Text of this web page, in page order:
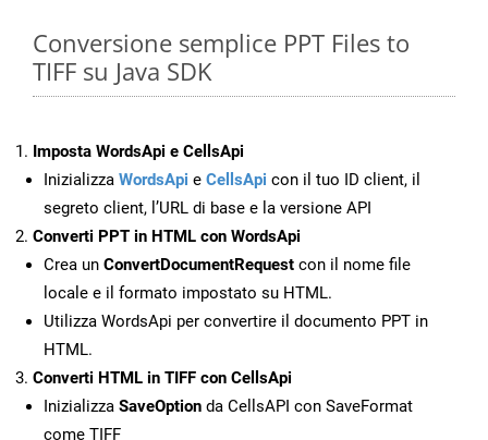
Conversione semplice PPT Files to
TIFF su Java SDK
Imposta WordsApi e CellsApi
Inizializza WordsApi e CellsApi con il tuo ID client, il
segreto client, l’URL di base e la versione API
Converti PPT in HTML con WordsApi
Crea un ConvertDocumentRequest con il nome file
locale e il formato impostato su HTML.
Utilizza WordsApi per convertire il documento PPT in
HTML.
Converti HTML in TIFF con CellsApi
Inizializza SaveOption da CellsAPI con SaveFormat
come TIFF